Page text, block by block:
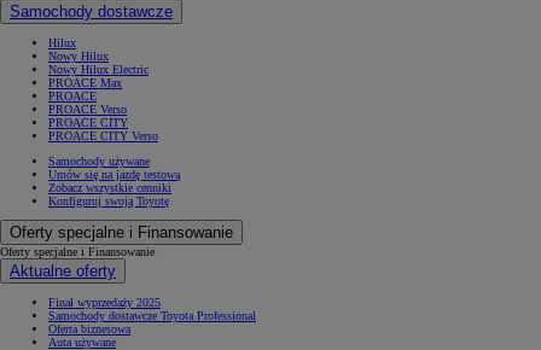
Samochody dostawcze
Hilux
Nowy Hilux
Nowy Hilux Electric
PROACE Max
PROACE
PROACE Verso
PROACE CITY
PROACE CITY Verso
Samochody używane
Umów się na jazdę testową
Zobacz wszystkie cenniki
Konfiguruj swoją Toyotę
Oferty specjalne i Finansowanie
Oferty specjalne i Finansowanie
Aktualne oferty
Finał wyprzedaży 2025
Samochody dostawcze Toyota Professional
Oferta biznesowa
Auta używane